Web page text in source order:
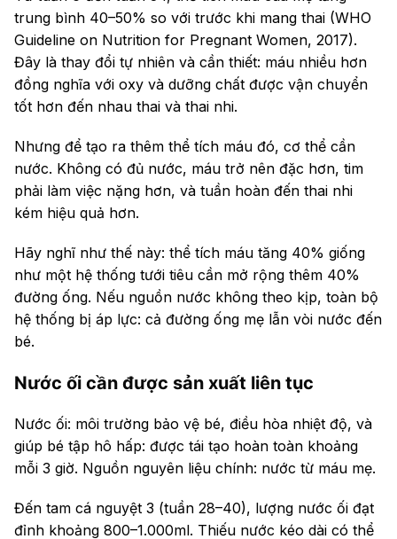
trung bình 40–50% so với trước khi mang thai (WHO
Guideline on Nutrition for Pregnant Women, 2017).
Đây là thay đổi tự nhiên và cần thiết: máu nhiều hơn
đồng nghĩa với oxy và dưỡng chất được vận chuyển
tốt hơn đến nhau thai và thai nhi.
Nhưng để tạo ra thêm thể tích máu đó, cơ thể cần
nước. Không có đủ nước, máu trở nên đặc hơn, tim
phải làm việc nặng hơn, và tuần hoàn đến thai nhi
kém hiệu quả hơn.
Hãy nghĩ như thế này: thể tích máu tăng 40% giống
như một hệ thống tưới tiêu cần mở rộng thêm 40%
đường ống. Nếu nguồn nước không theo kịp, toàn bộ
hệ thống bị áp lực: cả đường ống mẹ lẫn vòi nước đến
bé.
Nước ối cần được sản xuất liên tục
Nước ối: môi trường bảo vệ bé, điều hòa nhiệt độ, và
giúp bé tập hô hấp: được tái tạo hoàn toàn khoảng
mỗi 3 giờ. Nguồn nguyên liệu chính: nước từ máu mẹ.
Đến tam cá nguyệt 3 (tuần 28–40), lượng nước ối đạt
đỉnh khoảng 800–1.000ml. Thiếu nước kéo dài có thể